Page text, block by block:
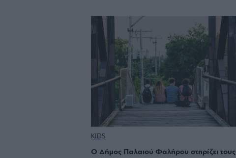
KIDS
Ο Δήμος Παλαιού Φαλήρου στηρίζει τους